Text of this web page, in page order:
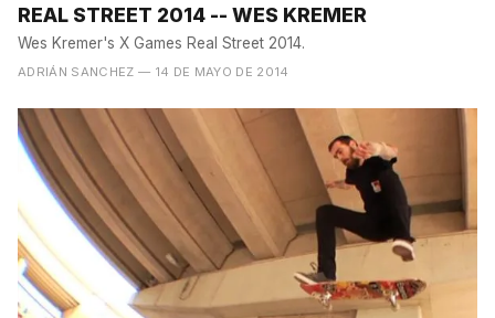
REAL STREET 2014 -- WES KREMER
Wes Kremer's X Games Real Street 2014.
ADRIÁN SANCHEZ — 14 DE MAYO DE 2014